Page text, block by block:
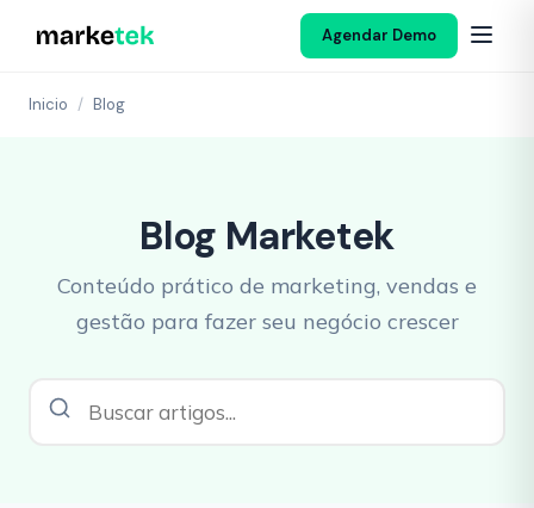
Agendar Demo
Inicio / Blog
Blog Marketek
Conteúdo prático de marketing, vendas e
gestão para fazer seu negócio crescer